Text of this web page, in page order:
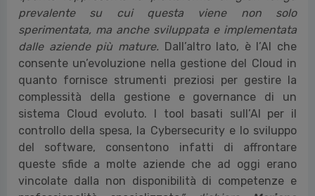
sicurezza -
un punto d’attrito evidenziato dal
43%
del campione.
“Il Cloud è destinato nei prossimi anni a crescere
ulteriormente per effetto innanzitutto dello sviluppo
dell’Artificial Intelligence, a cui è doppiamente
legato. Da un lato infatti il Cloud “abilita” l’AI in
quanto rappresenta la piattaforma di gran lunga
prevalente su cui questa viene non solo
sperimentata, ma anche sviluppata e implementata
dalle aziende più mature.Dall’altro lato, è l’AI che
consente un’evoluzione nella gestione del Cloud in